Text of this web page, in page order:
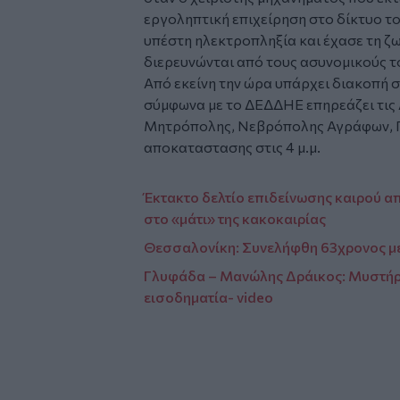
εργοληπτική επιχείρηση στο
υπέστη ηλεκτροπληξία και έχασε τη
διερευνώνται από τους ασυνομικούς
Από εκείνη την ώρα υπάρχει διακοπή
σύμφωνα με το ΔΕΔΔΗΕ επηρεάζει τις
Μητρόπολης, Νεβρόπολης Αγράφων,
αποκαταστασης στις 4 μ.μ.
Έκτακτο δελτίο επιδείνωσης καιρού
στο «μάτι» της κακοκαιρίας
Θεσσαλονίκη: Συνελήφθη 63χρονος
Γλυφάδα – Μανώλης Δράικος:
εισοδηματία- video